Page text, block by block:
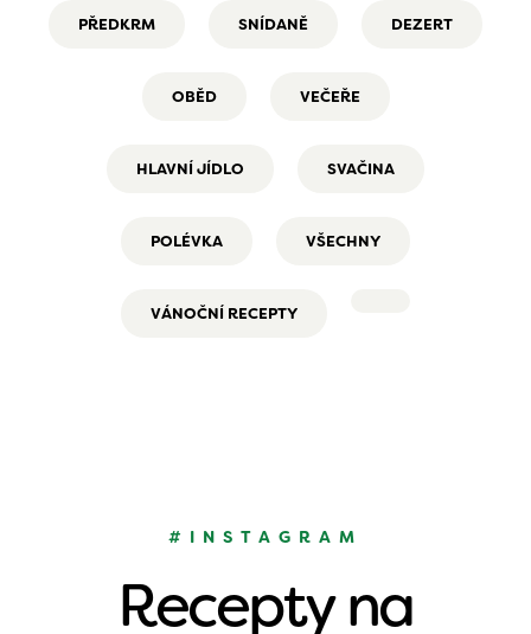
PŘEDKRM SNÍDANĚ DEZERT
OBĚD VEČEŘE
HLAVNÍ JÍDLO SVAČINA
POLÉVKA VŠECHNY
VÁNOČNÍ RECEPTY
#INSTAGRAM
Recepty na